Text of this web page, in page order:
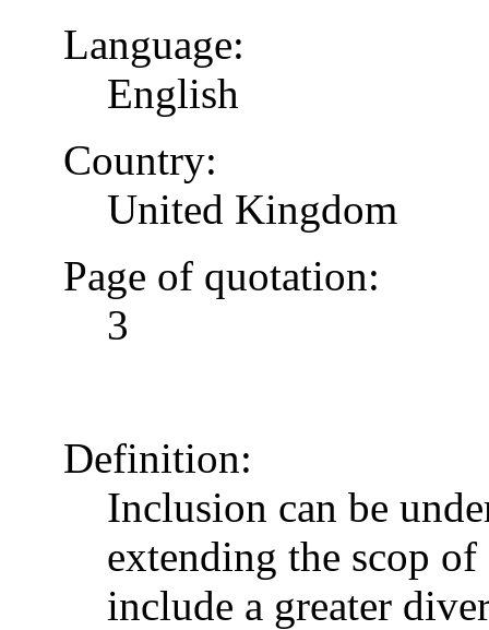
Language:
English
Country:
United Kingdom
Page of quotation:
3
Definition:
Inclusion can be
extending the scop
include a greater